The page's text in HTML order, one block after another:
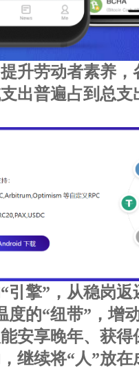
升劳动者素养，
出普遍占到总支
引擎”，从稳岗
度的“纽带”，增
安享晚年、获
继续将“人”放在